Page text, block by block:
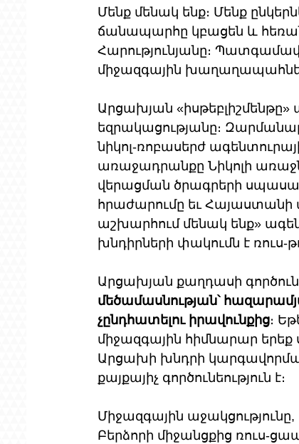
Մենք մենակ ենք։ Մենք
ճանապարհը կբացեն և
Հարությունյանը։
միջազգային
Արցախյան «իսթեբլիշմենթը»
եզրակացությանը։
նիկոլ-ռոբասերժ
առաջադրանքը Նիկոլի
վերացման ծրագրերի
հրաժարումը եւ Հայաստանի
աշխարհում մենակ ենք»
խնդիրների փակումն է ռուս-
Արցախյան քաղդասի
մեծամասնության՝
չընդհատելու իրավունքից։
միջազգային հիմնարար երեք
Արցախի խնդրի
քայքայիչ գործունեություն է։
Միջազգային
Բերձորի միջանցքից ռուս-